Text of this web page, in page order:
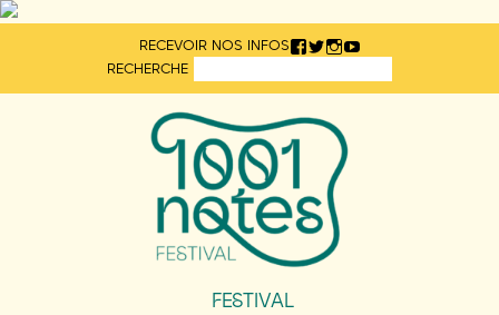
RECEVOIR NOS INFOS
RECHERCHE
FESTIVAL